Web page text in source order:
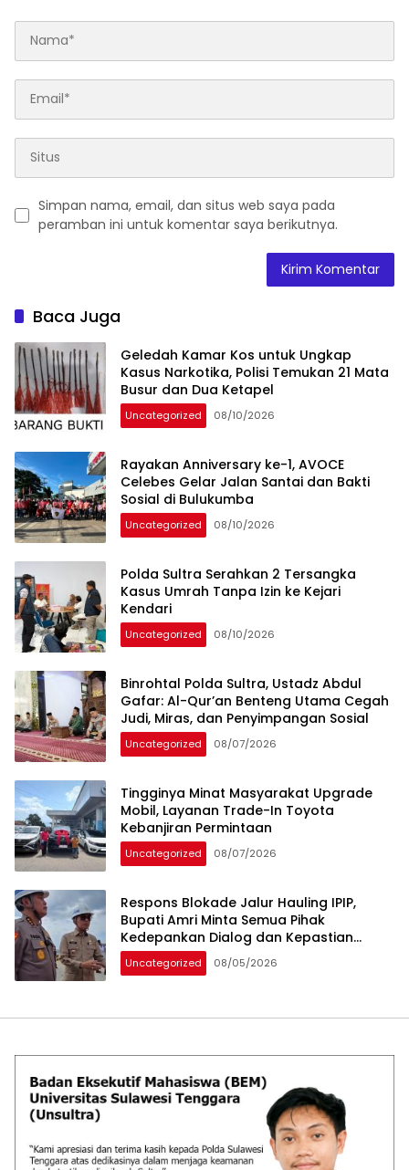
Simpan nama, email, dan situs web saya pada
peramban ini untuk komentar saya berikutnya.
Baca Juga
Geledah Kamar Kos untuk Ungkap
Kasus Narkotika, Polisi Temukan 21 Mata
Busur dan Dua Ketapel
Uncategorized 08/10/2026
Rayakan Anniversary ke-1, AVOCE
Celebes Gelar Jalan Santai dan Bakti
Sosial di Bulukumba
Uncategorized 08/10/2026
Polda Sultra Serahkan 2 Tersangka
Kasus Umrah Tanpa Izin ke Kejari
Kendari
Uncategorized 08/10/2026
Binrohtal Polda Sultra, Ustadz Abdul
Gafar: Al-Qur’an Benteng Utama Cegah
Judi, Miras, dan Penyimpangan Sosial
Uncategorized 08/07/2026
Tingginya Minat Masyarakat Upgrade
Mobil, Layanan Trade-In Toyota
Kebanjiran Permintaan
Uncategorized 08/07/2026
Respons Blokade Jalur Hauling IPIP,
Bupati Amri Minta Semua Pihak
Kedepankan Dialog dan Kepastian
Hukum
Uncategorized 08/05/2026